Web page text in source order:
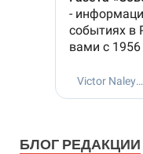
БЛОГ РЕДАКЦИИ